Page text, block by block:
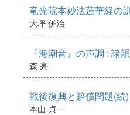
竜光院本妙法蓮華経の
大坪 併治
『海潮音』の声調 : 諸
森 亮
戦後復興と賠償問題(続
本山 貞一